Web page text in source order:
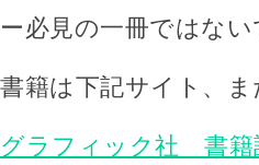
ー必見の一冊ではない
書籍は下記サイト、
グラフィック社 書籍